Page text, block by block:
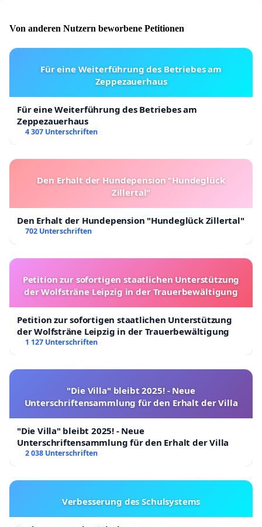
Von anderen Nutzern beworbene Petitionen
Für eine Weiterführung des Betriebes am
Zeppezauerhaus
Für eine Weiterführung des Betriebes am
Zeppezauerhaus
4 307 Unterschriften
Den Erhalt der Hundepension "Hundeglück
Zillertal"
Den Erhalt der Hundepension "Hundeglück Zillertal"
702 Unterschriften
Petition zur sofortigen staatlichen Unterstützung
der Wolfsträne Leipzig in der Trauerbewältigung
Petition zur sofortigen staatlichen Unterstützung
der Wolfsträne Leipzig in der Trauerbewältigung
1 127 Unterschriften
"Die Villa" bleibt 2025! - Neue
Unterschriftensammlung für den Erhalt der Villa
"Die Villa" bleibt 2025! - Neue
Unterschriftensammlung für den Erhalt der Villa
2 038 Unterschriften
Verbesserung des Schulsystems